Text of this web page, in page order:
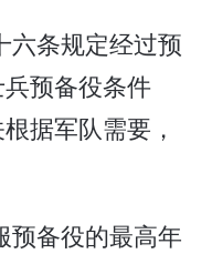
六条规定经过预
预备役条件
据军队需要，
预备役的最高年